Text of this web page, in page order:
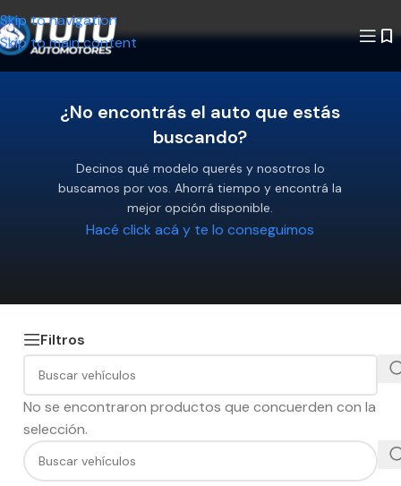
Skip to navigation
Skip to main content
¿No encontrás el auto que estás
buscando?
Decinos qué modelo querés y nosotros lo
buscamos por vos. Ahorrá tiempo y encontrá la
mejor opción disponible.
Hacé click acá y te lo conseguimos
Filtros
No se encontraron productos que concuerden con la
selección.